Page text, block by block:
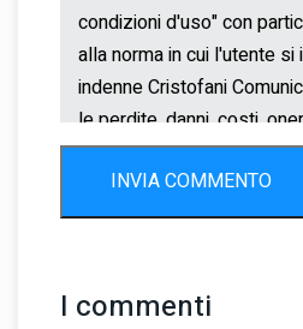
INVIA COMMENTO
I commenti